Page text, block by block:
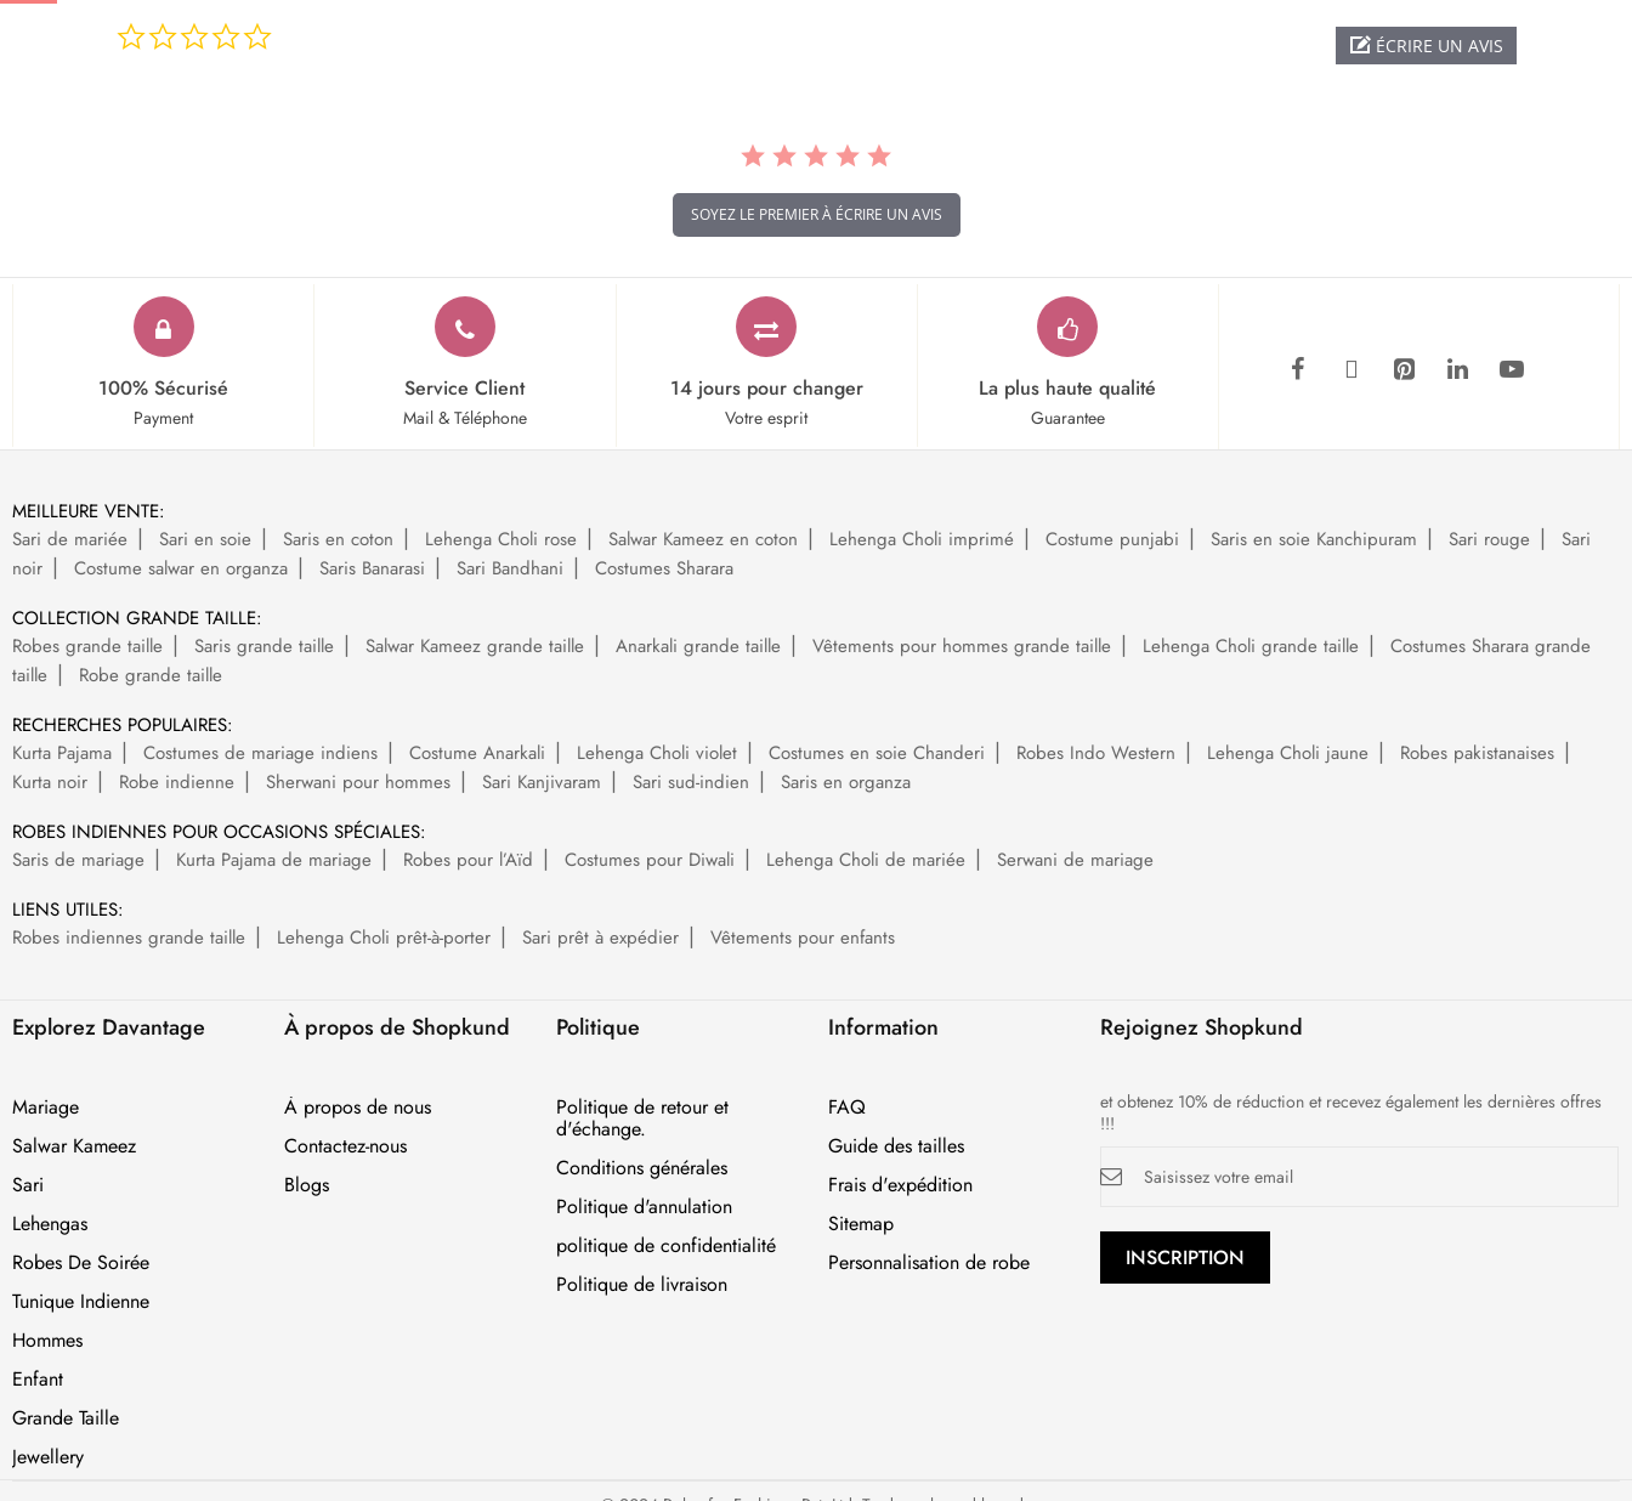
ÉCRIRE UN AVIS
SOYEZ LE PREMIER À ÉCRIRE UN AVIS
100% Sécurisé
Payment
Service Client
Mail & Téléphone
14 jours pour changer
Votre esprit
La plus haute qualité
Guarantee
MEILLEURE VENTE:
Sari de mariée
Sari en soie Saris en coton Lehenga Choli rose Salwar Kameez en coton Lehenga Choli imprimé Costume punjabi Saris en soie Kanchipuram Sari rouge
Sari
noir
Costume salwar en organza Saris Banarasi Sari Bandhani
Costumes Sharara
COLLECTION GRANDE TAILLE:
Robes grande taille
Saris grande taille Salwar Kameez grande taille Anarkali grande taille Vêtements pour hommes grande taille Lehenga Choli grande taille
Costumes Sharara grande
taille
Robe grande taille
RECHERCHES POPULAIRES:
Kurta Pajama
Costumes de mariage indiens Costume Anarkali Lehenga Choli violet Costumes en soie Chanderi Robes Indo Western Lehenga Choli jaune
Robes pakistanaises
Kurta noir
Robe indienne Sherwani pour hommes Sari Kanjivaram Sari sud-indien
Saris en organza
ROBES INDIENNES POUR OCCASIONS SPÉCIALES:
Saris de mariage
Kurta Pajama de mariage Robes pour l’Aïd Costumes pour Diwali Lehenga Choli de mariée
Serwani de mariage
LIENS UTILES:
Robes indiennes grande taille
Lehenga Choli prêt-à-porter Sari prêt à expédier Vêtements pour enfants
Explorez Davantage
Mariage
Salwar Kameez
Sari
Lehengas
Robes De Soirée
Tunique Indienne
Hommes
Enfant
Grande Taille
Jewellery
À propos de Shopkund
À propos de nous
Contactez-nous
Blogs
Politique
Politique de retour et
d'échange.
Conditions générales
Politique d'annulation
politique de confidentialité
Politique de livraison
Information
FAQ
Guide des tailles
Frais d'expédition
Sitemap
Personnalisation de robe
Rejoignez Shopkund
et obtenez 10% de réduction et recevez également les dernières offres
!!!
à
:
INSCRIPTION